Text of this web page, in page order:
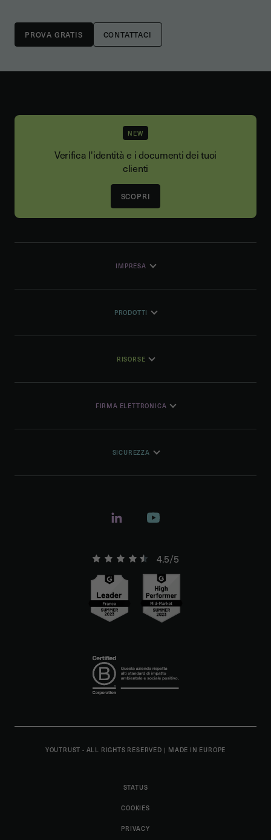
CONTATTACI
NEW
Verifica l'identità e i documenti dei tuoi
clienti
SCOPRI
IMPRESA
PRODOTTI
RISORSE
FIRMA ELETTRONICA
SICUREZZA
4.5/5
YOUTRUST - ALL RIGHTS RESERVED | MADE IN EUROPE
STATUS
COOKIES
PRIVACY